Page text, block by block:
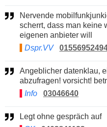
Nervende mobilfunkjunkieanbieter, die es ein dreck
scherrt, dass man keine
eigenen anbieter will
Dspr.VV
Angeblicher datenklau, ein spam anruf um daten
abzufragen! vorsicht!
Info
03046640
Legt ohne gespräch auf